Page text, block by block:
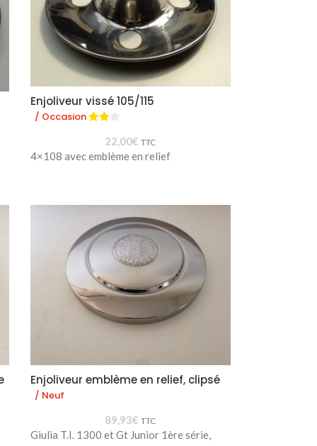
Enjoliveur vissé 105/115
/ Occasion
22,00€ TTC
4×108 avec emblème en relief
Enjoliveur emblème en relief, clipsé
/ Neuf
89,93€ TTC
Giulia T.I. 1300 et Gt Junior 1ère série,